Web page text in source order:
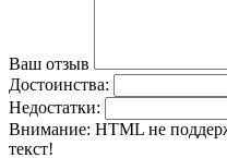
Ваш отзыв
Достоинства:
Недостатки:
Внимание: HTML не
текст!